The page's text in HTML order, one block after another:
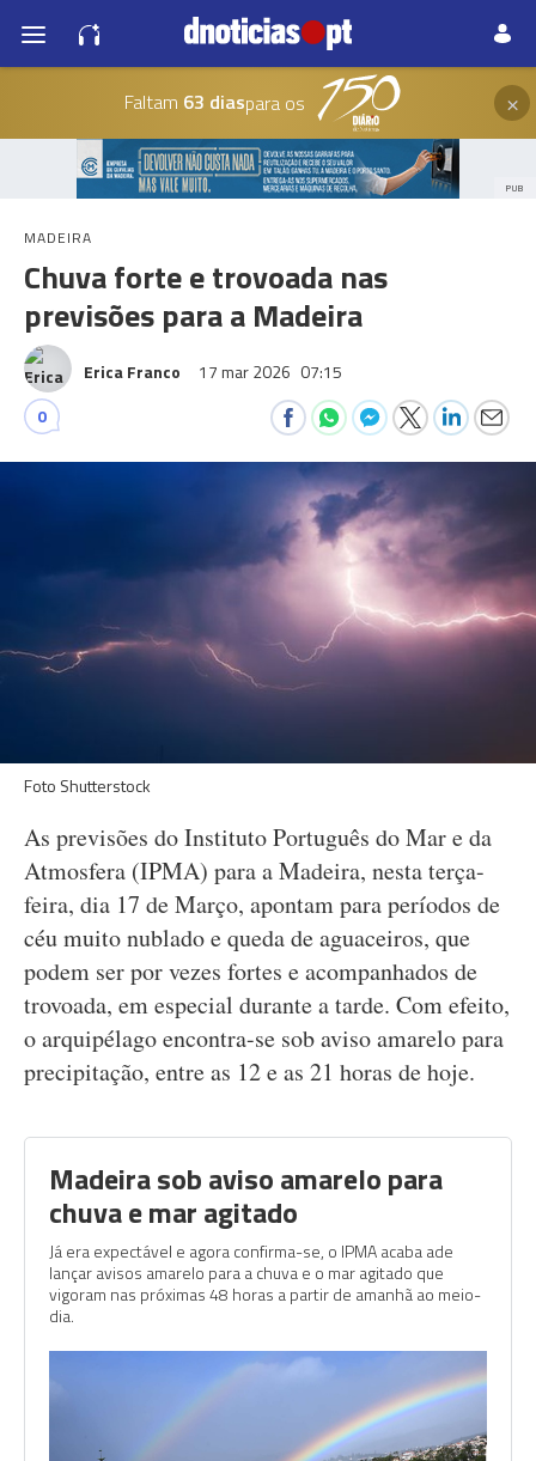
Faltam 63 diaspara os ×
PUB
MADEIRA
Chuva forte e trovoada nas
previsões para a Madeira
Erica Franco 17 mar 2026 07:15
0
Foto Shutterstock
As previsões do Instituto Português do Mar e da
Atmosfera (IPMA) para a Madeira, nesta terça-
feira, dia 17 de Março, apontam para períodos de
céu muito nublado e queda de aguaceiros, que
podem ser por vezes fortes e acompanhados de
trovoada, em especial durante a tarde. Com efeito,
o arquipélago encontra-se sob aviso amarelo para
precipitação, entre as 12 e as 21 horas de hoje.
Madeira sob aviso amarelo para
chuva e mar agitado
Já era expectável e agora confirma-se, o IPMA acaba ade
lançar avisos amarelo para a chuva e o mar agitado que
vigoram nas próximas 48 horas a partir de amanhã ao meio-
dia.